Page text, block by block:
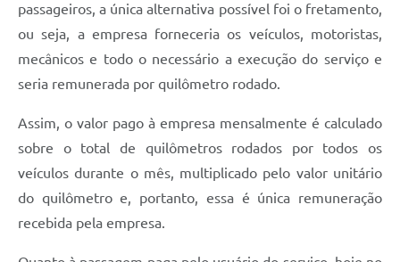
passageiros, a única alternativa possível foi o fretamento,
ou seja, a empresa forneceria os veículos, motoristas,
mecânicos e todo o necessário a execução do serviço e
seria remunerada por quilômetro rodado.
Assim, o valor pago à empresa mensalmente é calculado
sobre o total de quilômetros rodados por todos os
veículos durante o mês, multiplicado pelo valor unitário
do quilômetro e, portanto, essa é única remuneração
recebida pela empresa.